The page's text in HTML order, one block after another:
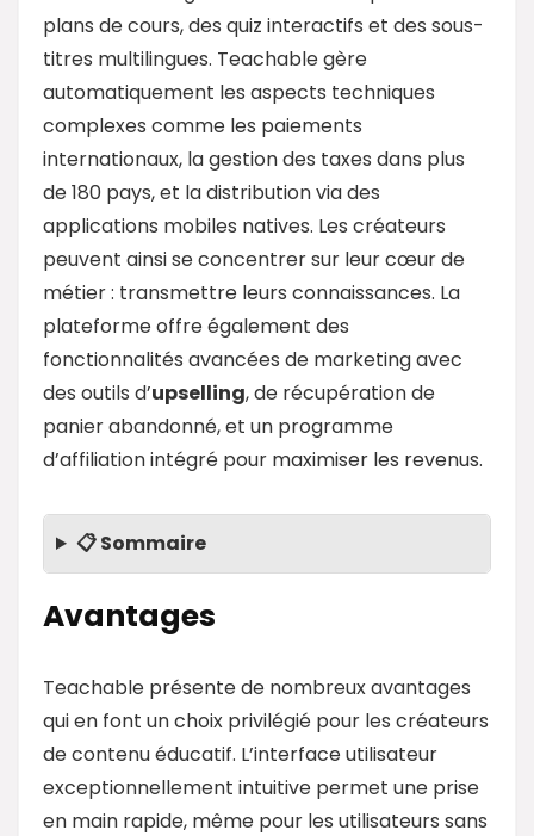
plans de cours, des quiz interactifs et des sous-
titres multilingues. Teachable gère
automatiquement les aspects techniques
complexes comme les paiements
internationaux, la gestion des taxes dans plus
de 180 pays, et la distribution via des
applications mobiles natives. Les créateurs
peuvent ainsi se concentrer sur leur cœur de
métier : transmettre leurs connaissances. La
plateforme offre également des
fonctionnalités avancées de marketing avec
des outils d’upselling, de récupération de
panier abandonné, et un programme
d’affiliation intégré pour maximiser les revenus.
📋 Sommaire
Avantages
Teachable présente de nombreux avantages
qui en font un choix privilégié pour les créateurs
de contenu éducatif. L’interface utilisateur
exceptionnellement intuitive permet une prise
en main rapide, même pour les utilisateurs sans